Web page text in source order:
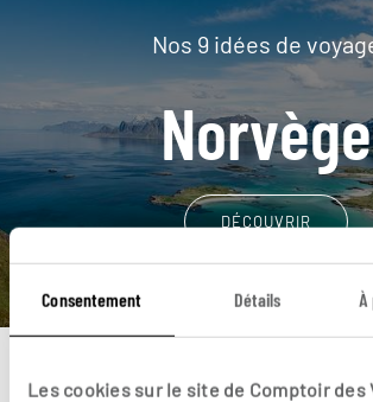
Consentement Détails
Les cookies sur le site de Comptoir des
Nos 9 idées de
Norvège
DÉCOUVRIR